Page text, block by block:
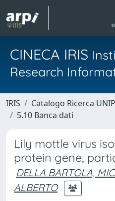
CINECA IRIS
Research
IRIS Catalogo Ricerca
5.10 Banca dati
Lily mottle virus
protein gene,
DELLA BARTOLA,
ALBERTO